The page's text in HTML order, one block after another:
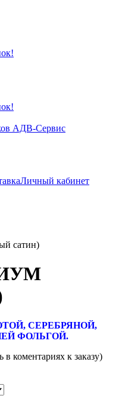
Личный кабинет
сатин)
СЕРЕБРЯНОЙ,
ФОЛЬГОЙ.
к заказу)